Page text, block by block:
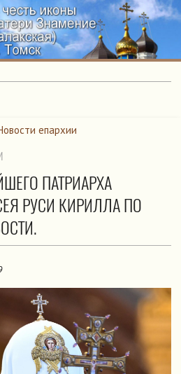
епархии
ПАТРИАРХА
РУСИ КИРИЛЛА ПО